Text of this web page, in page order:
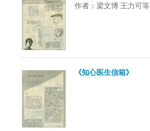
作者：梁文博 王力可等
《知心医生信箱》